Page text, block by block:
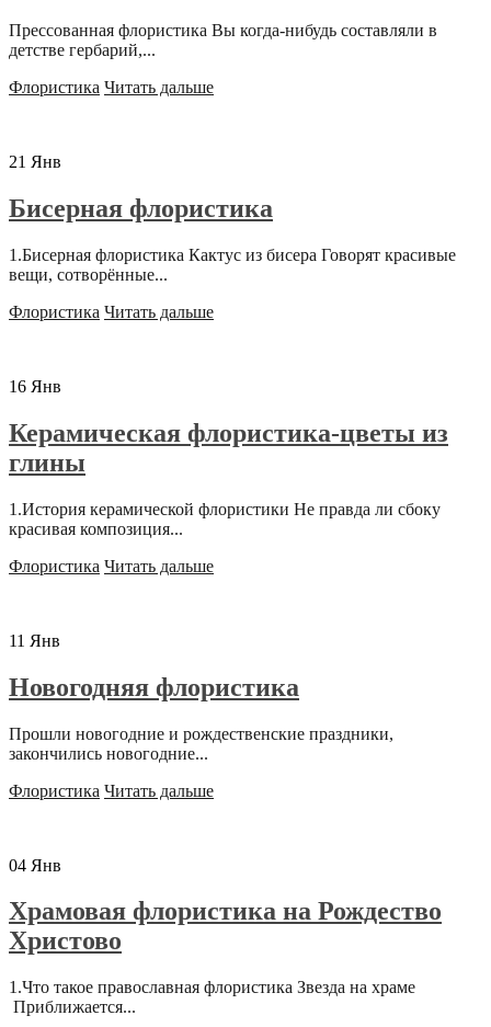
Прессованная флористика Вы когда-нибудь составляли в
детстве гербарий,...
Флористика Читать дальше
21 Янв
Бисерная флористика
1.Бисерная флористика Кактус из бисера Говорят красивые
вещи, сотворённые...
Флористика Читать дальше
16 Янв
Керамическая флористика-цветы из
глины
1.История керамической флористики Не правда ли сбоку
красивая композиция...
Флористика Читать дальше
11 Янв
Новогодняя флористика
Прошли новогодние и рождественские праздники,
закончились новогодние...
Флористика Читать дальше
04 Янв
Храмовая флористика на Рождество
Христово
1.Что такое православная флористика Звезда на храме
Приближается...